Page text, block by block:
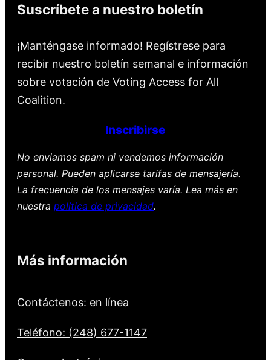
Suscríbete a nuestro boletín
¡Manténgase informado! Regístrese para
recibir nuestro boletín semanal e información
sobre votación de Voting Access for All
Coalition.
Inscribirse
No enviamos spam ni vendemos información
personal. Pueden aplicarse tarifas de mensajería.
La frecuencia de los mensajes varía. Lea más en
nuestra política de privacidad.
Más información
Contáctenos: en línea
Teléfono: (248) 677-1147